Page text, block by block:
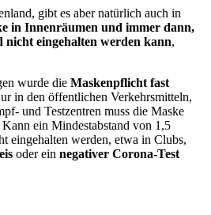
gibt es aber natürlich auch in
in Innenräumen und immer dann,
nicht eingehalten werden kann,
wurde die Maskenpflicht fast
in den öffentlichen Verkehrsmitteln,
und Testzentren muss die Maske
ein Mindestabstand von 1,5
eingehalten werden, etwa in Clubs,
oder ein negativer Corona-Test